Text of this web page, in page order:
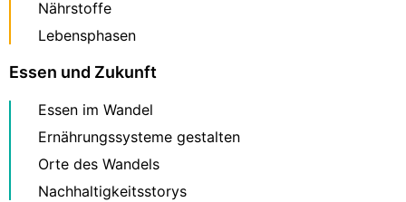
Nährstoffe
Lebensphasen
Essen und Zukunft
Essen im Wandel
Ernährungssysteme gestalten
Orte des Wandels
Nachhaltigkeitsstorys